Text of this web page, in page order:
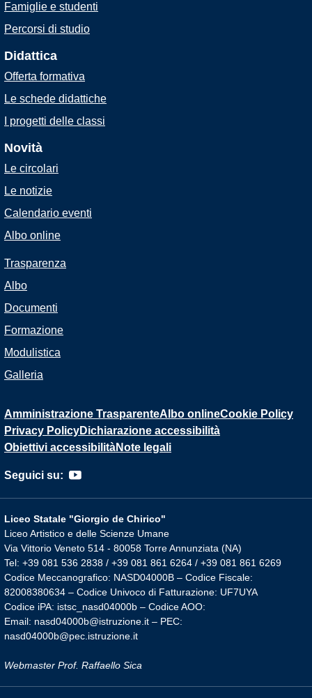
Famiglie e studenti
Percorsi di studio
Didattica
Offerta formativa
Le schede didattiche
I progetti delle classi
Novità
Le circolari
Le notizie
Calendario eventi
Albo online
Trasparenza
Albo
Documenti
Formazione
Modulistica
Galleria
Amministrazione TrasparenteAlbo onlineCookie Policy
Privacy PolicyDichiarazione accessibilità
Obiettivi accessibilitàNote legali
Seguici su:
Liceo Statale "Giorgio de Chirico"
Liceo Artistico e delle Scienze Umane
Via Vittorio Veneto 514 - 80058 Torre Annunziata (NA)
Tel: +39 081 536 2838 / +39 081 861 6264 / +39 081 861 6269
Codice Meccanografico: NASD04000B – Codice Fiscale:
82008380634 – Codice Univoco di Fatturazione: UF7UYA
Codice iPA: istsc_nasd04000b – Codice AOO:
Email: nasd04000b@istruzione.it – PEC:
nasd04000b@pec.istruzione.it
Webmaster Prof. Raffaello Sica